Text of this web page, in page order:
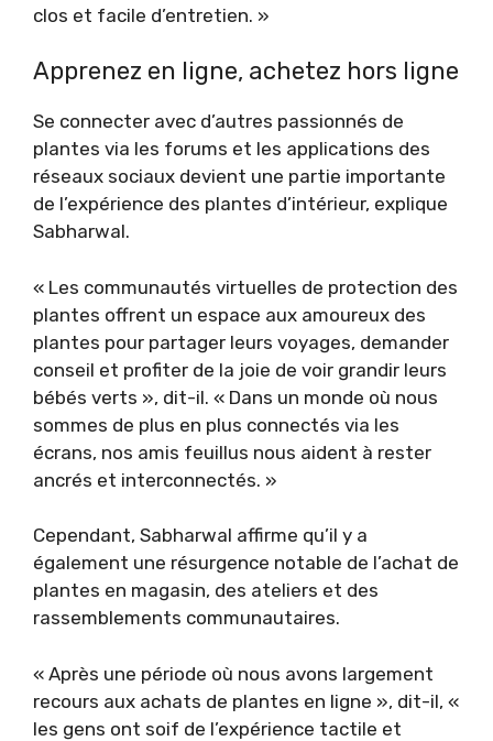
clos et facile d’entretien. »
Apprenez en ligne, achetez hors ligne
Se connecter avec d’autres passionnés de
plantes via les forums et les applications des
réseaux sociaux devient une partie importante
de l’expérience des plantes d’intérieur, explique
Sabharwal.
« Les communautés virtuelles de protection des
plantes offrent un espace aux amoureux des
plantes pour partager leurs voyages, demander
conseil et profiter de la joie de voir grandir leurs
bébés verts », dit-il. « Dans un monde où nous
sommes de plus en plus connectés via les
écrans, nos amis feuillus nous aident à rester
ancrés et interconnectés. »
Cependant, Sabharwal affirme qu’il y a
également une résurgence notable de l’achat de
plantes en magasin, des ateliers et des
rassemblements communautaires.
« Après une période où nous avons largement
recours aux achats de plantes en ligne », dit-il, «
les gens ont soif de l’expérience tactile et